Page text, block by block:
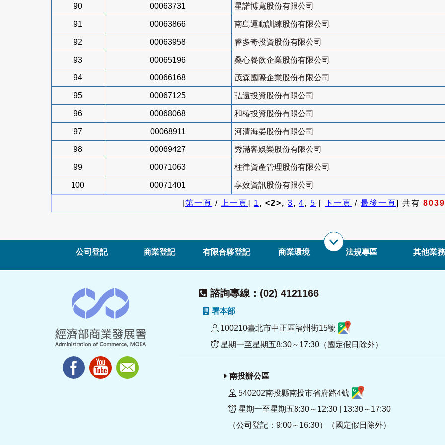
90 00063731 星諾博寬股份有限公司
91 00063866 南島運動訓練股份有限公司
92 00063958 睿多奇投資股份有限公司
93 00065196 桑心餐飲企業股份有限公司
94 00066168 茂森國際企業股份有限公司
95 00067125 弘遠投資股份有限公司
96 00068068 和椿投資股份有限公司
97 00068911 河清海晏股份有限公司
98 00069427 秀滿客娛樂股份有限公司
99 00071063 柱律資產管理股份有限公司
100 00071401 享效資訊股份有限公司
[第一頁 / 上一頁] 1, <2>, 3, 4, 5 [ 下一頁 / 最後一頁] 共有 8039
公司登記 商業登記 有限合夥登記 商業環境 法規專區 其他業務
諮詢專線：(02) 4121166
署本部
100210臺北市中正區福州街15號
星期一至星期五8:30～17:30（國定假日除外）
南投辦公區
540202南投縣南投市省府路4號
星期一至星期五8:30～12:30 | 13:30～17:30
（公司登記：9:00～16:30）（國定假日除外）